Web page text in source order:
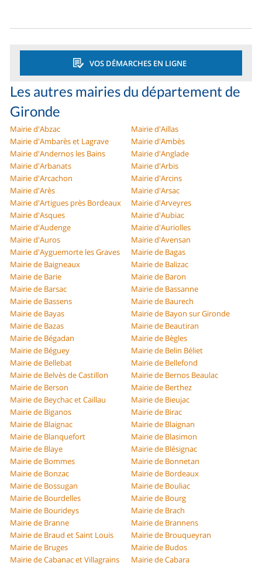
VOS DÉMARCHES EN LIGNE
Les autres mairies du département de
Gironde
Mairie d'Abzac
Mairie d'Aillas
Mairie d'Ambarès et Lagrave
Mairie d'Ambès
Mairie d'Andernos les Bains
Mairie d'Anglade
Mairie d'Arbanats
Mairie d'Arbis
Mairie d'Arcachon
Mairie d'Arcins
Mairie d'Arès
Mairie d'Arsac
Mairie d'Artigues près Bordeaux
Mairie d'Arveyres
Mairie d'Asques
Mairie d'Aubiac
Mairie d'Audenge
Mairie d'Auriolles
Mairie d'Auros
Mairie d'Avensan
Mairie d'Ayguemorte les Graves
Mairie de Bagas
Mairie de Baigneaux
Mairie de Balizac
Mairie de Barie
Mairie de Baron
Mairie de Barsac
Mairie de Bassanne
Mairie de Bassens
Mairie de Baurech
Mairie de Bayas
Mairie de Bayon sur Gironde
Mairie de Bazas
Mairie de Beautiran
Mairie de Bégadan
Mairie de Bègles
Mairie de Béguey
Mairie de Belin Béliet
Mairie de Bellebat
Mairie de Bellefond
Mairie de Belvès de Castillon
Mairie de Bernos Beaulac
Mairie de Berson
Mairie de Berthez
Mairie de Beychac et Caillau
Mairie de Bieujac
Mairie de Biganos
Mairie de Birac
Mairie de Blaignac
Mairie de Blaignan
Mairie de Blanquefort
Mairie de Blasimon
Mairie de Blaye
Mairie de Blésignac
Mairie de Bommes
Mairie de Bonnetan
Mairie de Bonzac
Mairie de Bordeaux
Mairie de Bossugan
Mairie de Bouliac
Mairie de Bourdelles
Mairie de Bourg
Mairie de Bourideys
Mairie de Brach
Mairie de Branne
Mairie de Brannens
Mairie de Braud et Saint Louis
Mairie de Brouqueyran
Mairie de Bruges
Mairie de Budos
Mairie de Cabanac et Villagrains
Mairie de Cabara